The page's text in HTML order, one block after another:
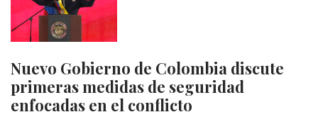
Nuevo Gobierno de Colombia discute
primeras medidas de seguridad
enfocadas en el conflicto